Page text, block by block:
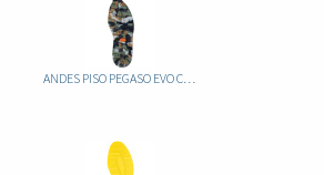
ANDES PISO PEGASO EVO CAUCHO